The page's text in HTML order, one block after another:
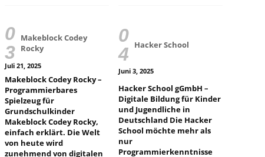
Makeblock Codey
Rocky
Juli 21, 2025
Makeblock Codey Rocky –
Programmierbares
Spielzeug für
Grundschulkinder
Makeblock Codey Rocky,
einfach erklärt. Die Welt
von heute wird
zunehmend von digitalen
Hacker School
Juni 3, 2025
Hacker School gGmbH –
Digitale Bildung für Kinder
und Jugendliche in
Deutschland Die Hacker
School möchte mehr als
nur
Programmierkenntnisse